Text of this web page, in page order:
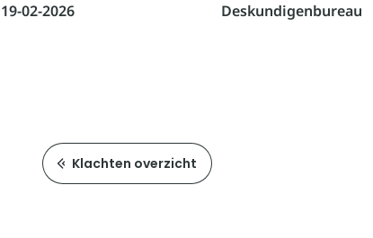
19-02-2026 Deskundigenbureau
Klachten overzicht